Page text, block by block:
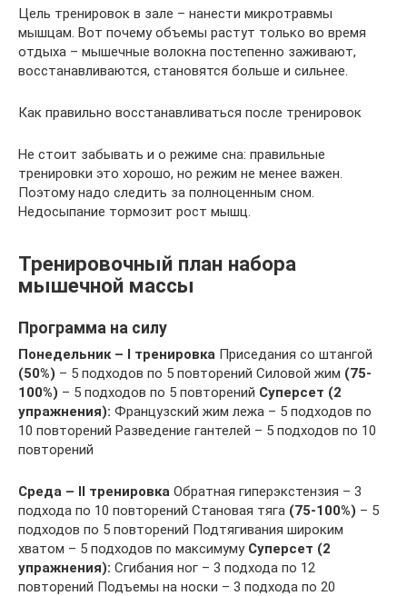
Цель тренировок в зале – нанести микротравмы
мышцам. Вот почему объемы растут только во время
отдыха – мышечные волокна постепенно заживают,
восстанавливаются, становятся больше и сильнее.
Как правильно восстанавливаться после тренировок
Не стоит забывать и о режиме сна: правильные
тренировки это хорошо, но режим не менее важен.
Поэтому надо следить за полноценным сном.
Недосыпание тормозит рост мышц.
Тренировочный план набора
мышечной массы
Программа на силу
Понедельник – I тренировка Приседания со штангой
(50%) – 5 подходов по 5 повторений Силовой жим (75-
100%) – 5 подходов по 5 повторений Суперсет (2
упражнения): Французский жим лежа – 5 подходов по
10 повторений Разведение гантелей – 5 подходов по 10
повторений
Среда – II тренировка Обратная гиперэкстензия – 3
подхода по 10 повторений Становая тяга (75-100%) – 5
подходов по 5 повторений Подтягивания широким
хватом – 5 подходов по максимуму Суперсет (2
упражнения): Сгибания ног – 3 подхода по 12
повторений Подъемы на носки – 3 подхода по 20